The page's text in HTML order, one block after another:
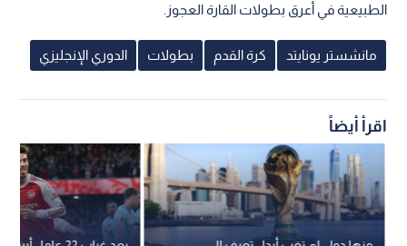
الطبيعية في أعرق بطولات القارة العجوز.
مانشستر يونايتد كرة القدم بطولات الدوري الإنجليزي
اقرأ أيضاً